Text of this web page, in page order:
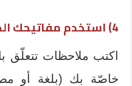
4) استخدم مفاتيحك الخاصة كوسائل للتذكر
اكتب ملاحظات تتعلّق
خاصّة بك (بلغة أو